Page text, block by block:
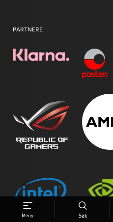
Meny Søk
PARTNERE